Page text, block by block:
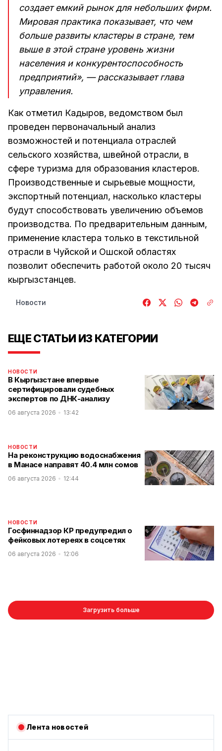
создает емкий рынок для небольших фирм.
Мировая практика показывает, что чем
больше развиты кластеры в стране, тем
выше в этой стране уровень жизни
населения и конкурентоспособность
предприятий», — рассказывает глава
управления.
Как отметил Кадыров, ведомством был
проведен первоначальный анализ
возможностей и потенциала отраслей
сельского хозяйства, швейной отрасли, в
сфере туризма для образования кластеров.
Производственные и сырьевые мощности,
экспортный потенциал, насколько кластеры
будут способствовать увеличению объемов
производства. По предварительным данным,
применение кластера только в текстильной
отрасли в Чуйской и Ошской областях
позволит обеспечить работой около 20 тысяч
кыргызстанцев.
Новости
ЕЩЕ СТАТЬИ ИЗ КАТЕГОРИИ
НОВОСТИ
В Кыргызстане впервые
сертифицировали судебных
экспертов по ДНК-анализу
06 августа 2026 13:42
НОВОСТИ
На реконструкцию водоснабжения
в Манасе направят 40.4 млн сомов
06 августа 2026 12:44
НОВОСТИ
Госфиннадзор КР предупредил о
фейковых лотереях в соцсетях
06 августа 2026 12:06
Загрузить больше
Лента новостей